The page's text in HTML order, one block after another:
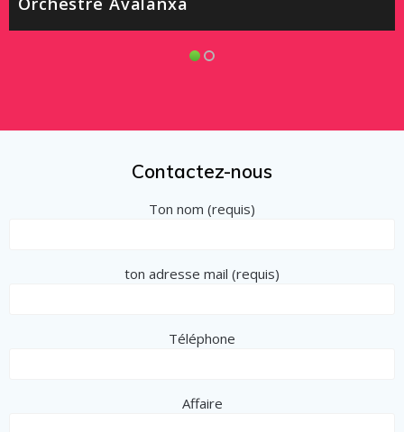
Contactez-nous
Ton nom (requis)
ton adresse mail (requis)
Téléphone
Affaire